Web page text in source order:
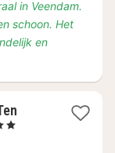
in Veendam.
schoon. Het
en